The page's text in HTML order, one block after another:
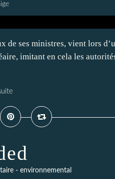
de ses ministres, vient lors
imitant en cela les
- environnemental